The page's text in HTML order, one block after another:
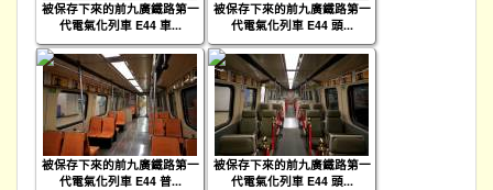
被保存下來的前九廣鐵路第一
代電氣化列車 E44 車...
被保存下來的前九廣鐵路第一
代電氣化列車 E44 頭...
被保存下來的前九廣鐵路第一
代電氣化列車 E44 普...
被保存下來的前九廣鐵路第一
代電氣化列車 E44 頭...